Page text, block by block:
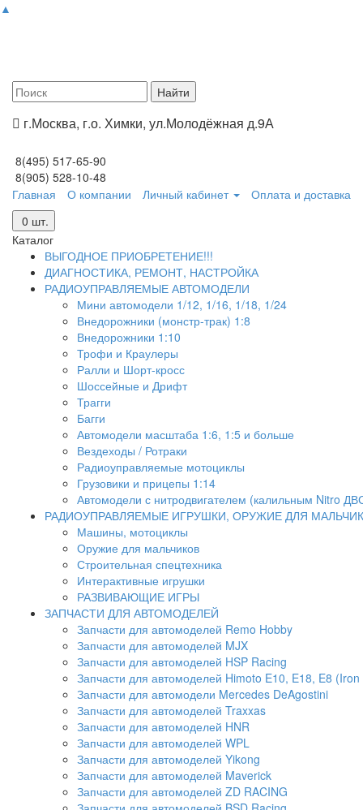
▲
г.Москва, г.о. Химки, ул.Молодёжная д.9А
8(495) 517-65-90
8(905) 528-10-48
Главная
О компании Личный кабинет Оплата и доставка
0 шт.
Каталог
ВЫГОДНОЕ ПРИОБРЕТЕНИЕ!!!
ДИАГНОСТИКА, РЕМОНТ, НАСТРОЙКА
РАДИОУПРАВЛЯЕМЫЕ АВТОМОДЕЛИ
Мини автомодели 1/12, 1/16, 1/18, 1/24
Внедорожники (монстр-трак) 1:8
Внедорожники 1:10
Трофи и Краулеры
Ралли и Шорт-кросс
Шоссейные и Дрифт
Трагги
Багги
Автомодели масштаба 1:6, 1:5 и больше
Вездеходы / Ротраки
Радиоуправляемые мотоциклы
Грузовики и прицепы 1:14
Автомодели с нитродвигателем (калильным Nitro
РАДИОУПРАВЛЯЕМЫЕ ИГРУШКИ, ОРУЖИЕ ДЛЯ
Машины, мотоциклы
Оружие для мальчиков
Строительная спецтехника
Интерактивные игрушки
РАЗВИВАЮЩИЕ ИГРЫ
ЗАПЧАСТИ ДЛЯ АВТОМОДЕЛЕЙ
Запчасти для автомоделей Remo Hobby
Запчасти для автомоделей MJX
Запчасти для автомоделей HSP Racing
Запчасти для автомоделей Himoto E10, E18, E8
Запчасти для автомодели Mercedes DeAgostini
Запчасти для автомоделей Traxxas
Запчасти для автомоделей HNR
Запчасти для автомоделей WPL
Запчасти для автомоделей Yikong
Запчасти для автомоделей Maverick
Запчасти для автомоделей ZD RACING